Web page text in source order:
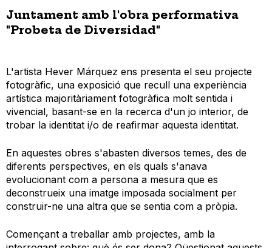
Juntament amb l'obra performativa
"Probeta de Diversidad"
L'artista Hever Márquez ens presenta el seu projecte
fotogràfic, una exposició que recull una experiència
artística majoritàriament fotogràfica molt sentida i
vivencial, basant-se en la recerca d'un jo interior, de
trobar la identitat i/o de reafirmar aquesta identitat.
En aquestes obres s'abasten diversos temes, des de
diferents perspectives, en els quals s'anava
evolucionant com a persona a mesura que es
deconstrueix una imatge imposada socialment per
construir-ne una altra que se sentia com a pròpia.
Començant a treballar amb projectes, amb la